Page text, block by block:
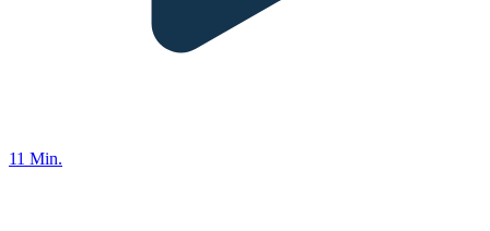
11 Min.